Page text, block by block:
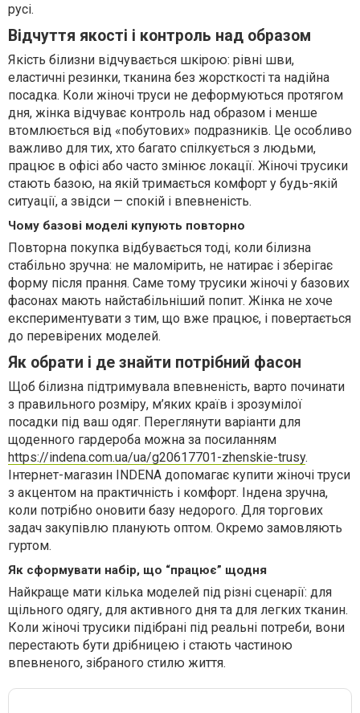
русі.
Відчуття якості і контроль над образом
Якість білизни відчувається шкірою: рівні шви,
еластичні резинки, тканина без жорсткості та надійна
посадка. Коли жіночі труси не деформуються протягом
дня, жінка відчуває контроль над образом і менше
втомлюється від «побутових» подразників. Це особливо
важливо для тих, хто багато спілкується з людьми,
працює в офісі або часто змінює локації. Жіночі трусики
стають базою, на якій тримається комфорт у будь-якій
ситуації, а звідси — спокій і впевненість.
Чому базові моделі купують повторно
Повторна покупка відбувається тоді, коли білизна
стабільно зручна: не маломірить, не натирає і зберігає
форму після прання. Саме тому трусики жіночі у базових
фасонах мають найстабільніший попит. Жінка не хоче
експериментувати з тим, що вже працює, і повертається
до перевірених моделей.
Як обрати і де знайти потрібний фасон
Щоб білизна підтримувала впевненість, варто починати
з правильного розміру, м’яких країв і зрозумілої
посадки під ваш одяг. Переглянути варіанти для
щоденного гардероба можна за посиланням
https://indena.com.ua/ua/g20617701-zhenskie-trusy.
Інтернет-магазин INDENA допомагає купити жіночі труси
з акцентом на практичність і комфорт. Індена зручна,
коли потрібно оновити базу недорого. Для торгових
задач закупівлю планують оптом. Окремо замовляють
гуртом.
Як сформувати набір, що “працює” щодня
Найкраще мати кілька моделей під різні сценарії: для
щільного одягу, для активного дня та для легких тканин.
Коли жіночі трусики підібрані під реальні потреби, вони
перестають бути дрібницею і стають частиною
впевненого, зібраного стилю життя.